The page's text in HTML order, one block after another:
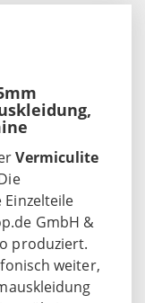
Vermiculite
GmbH &
produziert.
weiter,